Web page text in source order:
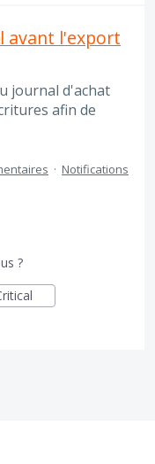
avant l'export
journal d'achat
afin de
· Notifications
?